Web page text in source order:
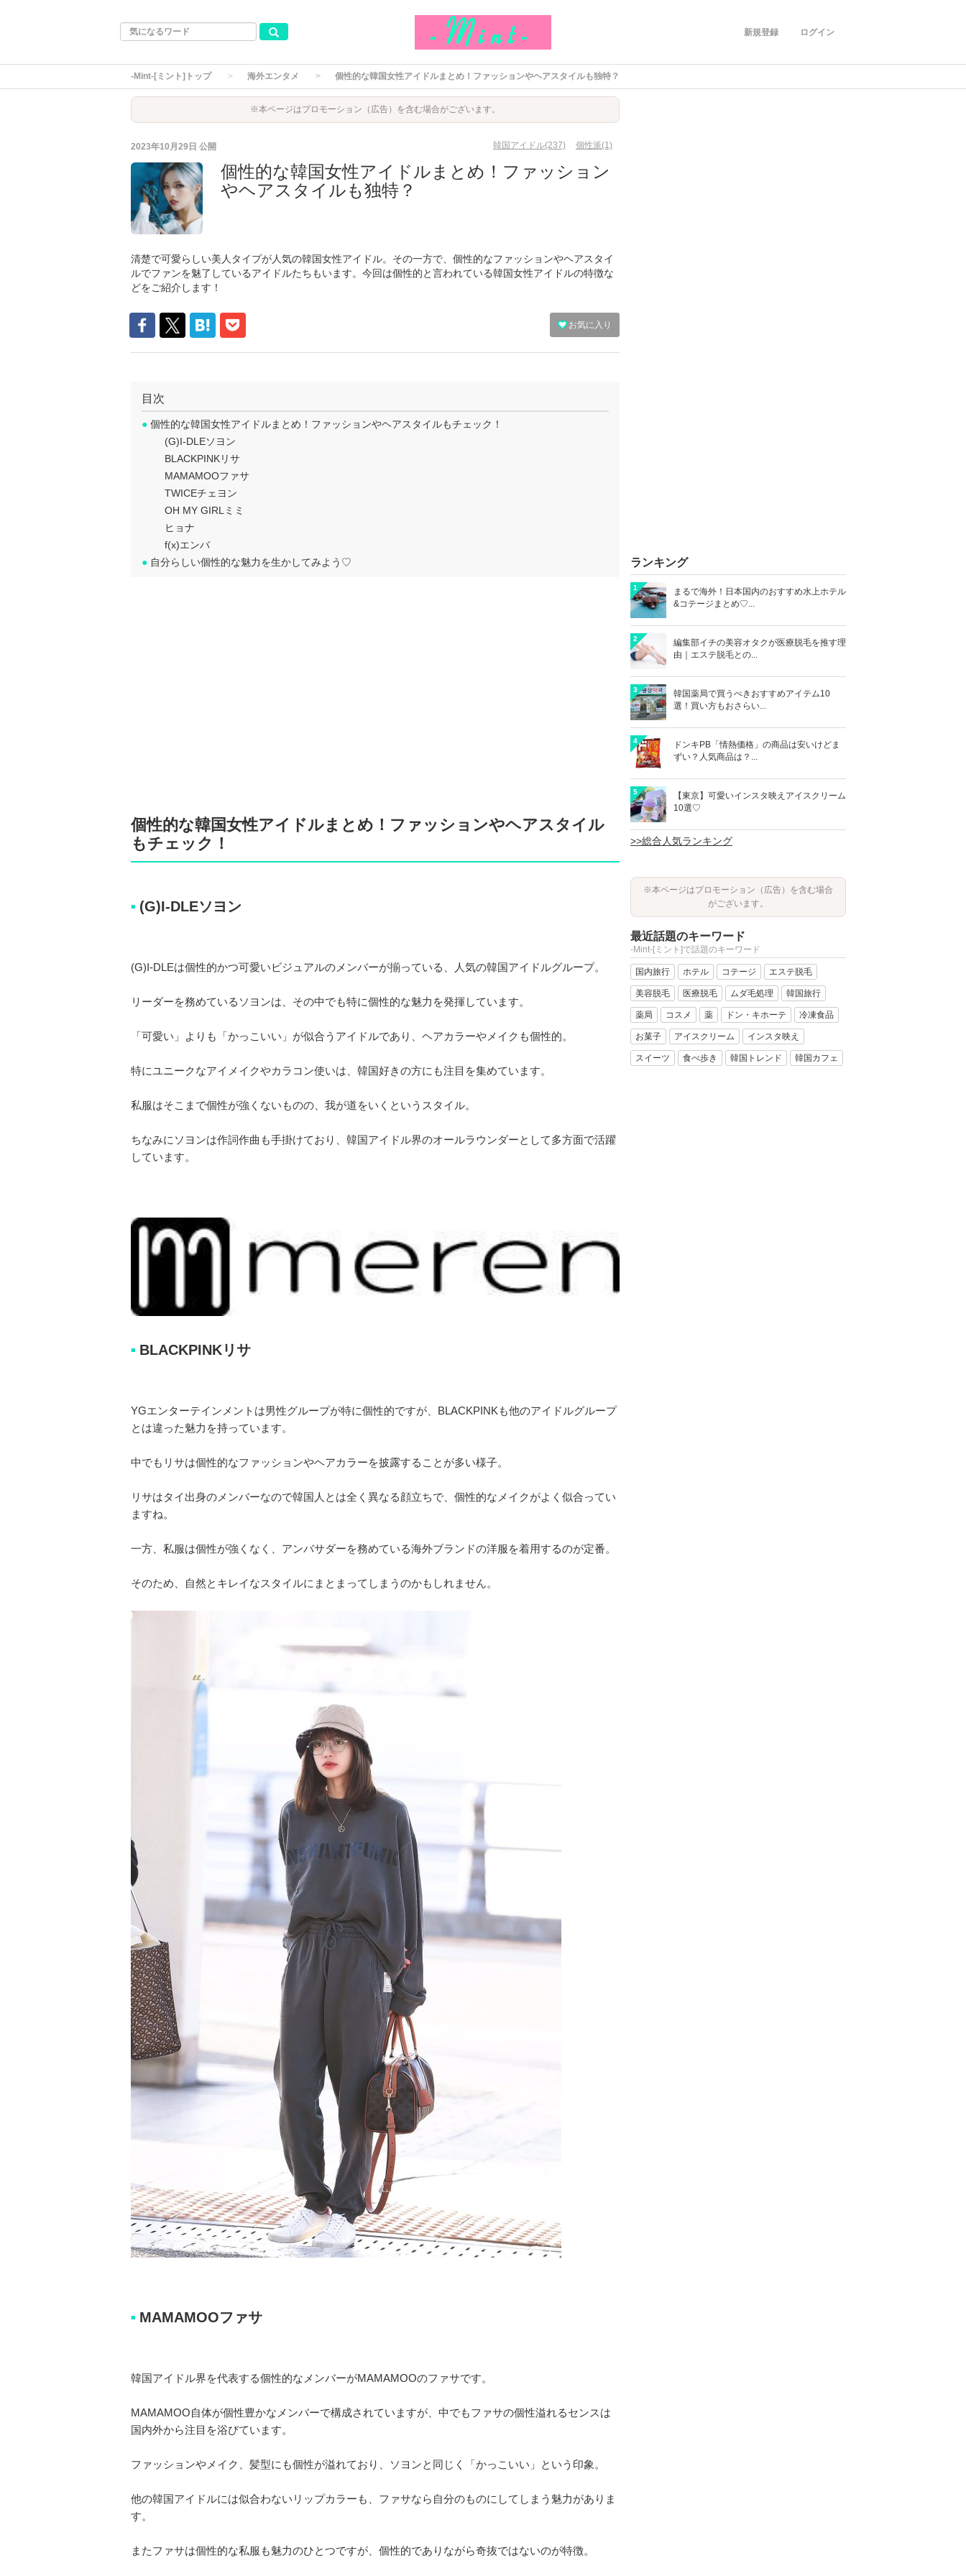
ログイン
新規登録
-Mint-[ミント]トップ 海外エンタメ 個性的な韓国女性アイドルまとめ！ファッションやヘアスタイルも独特？
※本ページはプロモーション（広告）を含む場合がございます。
2023年10月29日 公開 韓国アイドル(237) 個性派(1)
個性的な韓国女性アイドルまとめ！ファッション
やヘアスタイルも独特？
清楚で可愛らしい美人タイプが人気の韓国女性アイドル。その一方で、個性的なファッションやヘアスタイ
ルでファンを魅了しているアイドルたちもいます。今回は個性的と言われている韓国女性アイドルの特徴な
どをご紹介します！
お気に入り
目次
● 個性的な韓国女性アイドルまとめ！ファッションやヘアスタイルもチェック！
(G)I-DLEソヨン
BLACKPINKリサ
MAMAMOOファサ
TWICEチェヨン
OH MY GIRLミミ
ヒョナ
f(x)エンバ
● 自分らしい個性的な魅力を生かしてみよう♡
個性的な韓国女性アイドルまとめ！ファッションやヘアスタイル
もチェック！
■ (G)I-DLEソヨン
(G)I-DLEは個性的かつ可愛いビジュアルのメンバーが揃っている、人気の韓国アイドルグループ。
リーダーを務めているソヨンは、その中でも特に個性的な魅力を発揮しています。
「可愛い」よりも「かっこいい」が似合うアイドルであり、ヘアカラーやメイクも個性的。
特にユニークなアイメイクやカラコン使いは、韓国好きの方にも注目を集めています。
私服はそこまで個性が強くないものの、我が道をいくというスタイル。
ちなみにソヨンは作詞作曲も手掛けており、韓国アイドル界のオールラウンダーとして多方面で活躍
しています。
■ BLACKPINKリサ
YGエンターテインメントは男性グループが特に個性的ですが、BLACKPINKも他のアイドルグループ
とは違った魅力を持っています。
中でもリサは個性的なファッションやヘアカラーを披露することが多い様子。
リサはタイ出身のメンバーなので韓国人とは全く異なる顔立ちで、個性的なメイクがよく似合ってい
ますね。
一方、私服は個性が強くなく、アンバサダーを務めている海外ブランドの洋服を着用するのが定番。
そのため、自然とキレイなスタイルにまとまってしまうのかもしれません。
■ MAMAMOOファサ
韓国アイドル界を代表する個性的なメンバーがMAMAMOOのファサです。
MAMAMOO自体が個性豊かなメンバーで構成されていますが、中でもファサの個性溢れるセンスは
国内外から注目を浴びています。
ファッションやメイク、髪型にも個性が溢れており、ソヨンと同じく「かっこいい」という印象。
他の韓国アイドルには似合わないリップカラーも、ファサなら自分のものにしてしまう魅力がありま
す。
またファサは個性的な私服も魅力のひとつですが、個性的でありながら奇抜ではないのが特徴。
ランキング
1
まるで海外！日本国内のおすすめ水上ホテル
&コテージまとめ♡...
2
編集部イチの美容オタクが医療脱毛を推す理
由｜エステ脱毛との...
3
韓国薬局で買うべきおすすめアイテム10
選！買い方もおさらい...
4
ドンキPB「情熱価格」の商品は安いけどま
ずい？人気商品は？...
5
【東京】可愛いインスタ映えアイスクリーム
10選♡
>>総合人気ランキング
※本ページはプロモーション（広告）を含む場合
がございます。
最近話題のキーワード
-Mint-[ミント]で話題のキーワード
国内旅行 ホテル コテージ エステ脱毛
美容脱毛 医療脱毛 ムダ毛処理 韓国旅行
薬局 コスメ 薬 ドン・キホーテ 冷凍食品
お菓子 アイスクリーム インスタ映え
スイーツ 食べ歩き 韓国トレンド 韓国カフェ